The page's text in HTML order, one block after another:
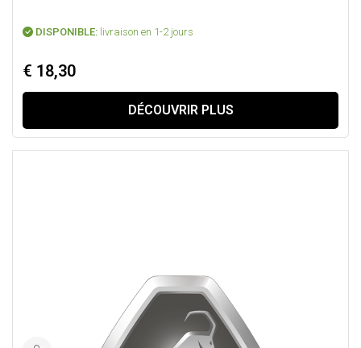
DISPONIBLE: livraison en 1-2 jours
€ 18,30
DÉCOUVRIR PLUS